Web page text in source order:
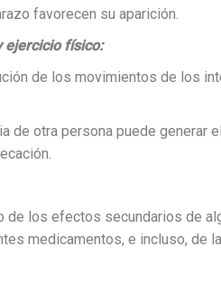
favorecen su aparición.
ejercicio físico:
de los movimientos de los
de otra persona puede generar
de los efectos secundarios de
medicamentos, e incluso, de